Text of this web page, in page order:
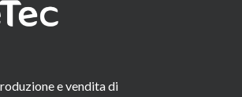
e vendita di